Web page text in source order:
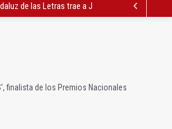
de las Letras trae a Jaén al filósofo Omar
finalista de los Premios Nacionales